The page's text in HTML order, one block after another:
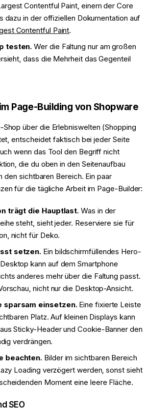
Contentful Paint, einem der Core
dazu in der offiziellen Dokumentation auf
Contentful Paint.
testen. Wer die Faltung nur am großen
dass die Mehrheit das Gegenteil
Page-Building von Shopware
Shop über die Erlebniswelten (Shopping
entscheidet faktisch bei jeder Seite
wenn das Tool den Begriff nicht
die du oben in den Seitenaufbau
den sichtbaren Bereich. Ein paar
für die tägliche Arbeit im Page-Builder:
trägt die Hauptlast. Was in der
steht, sieht jeder. Reserviere sie für
nicht für Deko.
setzen. Ein bildschirmfüllendes Hero-
kann auf dem Smartphone
anderes mehr über die Faltung passt.
nicht nur die Desktop-Ansicht.
sparsam einsetzen.Eine fixierte Leiste
Platz. Auf kleinen Displays kann
Sticky-Header und Cookie-Banner den
verdrängen.
beachten. Bilder im sichtbaren Bereich
Loading verzögert werden, sonst sieht
Moment eine leere Fläche.
SEO